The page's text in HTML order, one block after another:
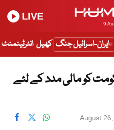
9
LIVE
ایران-اسرائیل جنگ کھیل انٹرٹینمنٹ
کو مالی مدد کے لئے
August